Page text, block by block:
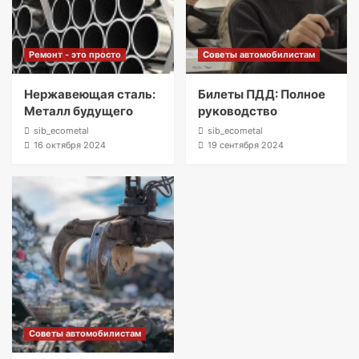
Ремонт - это просто
Нержавеющая сталь:
Металл будущего
sib_ecometal
16 октября 2024
Советы автомобилистам
Билеты ПДД: Полное
руководство
sib_ecometal
19 сентября 2024
Советы автомобилистам